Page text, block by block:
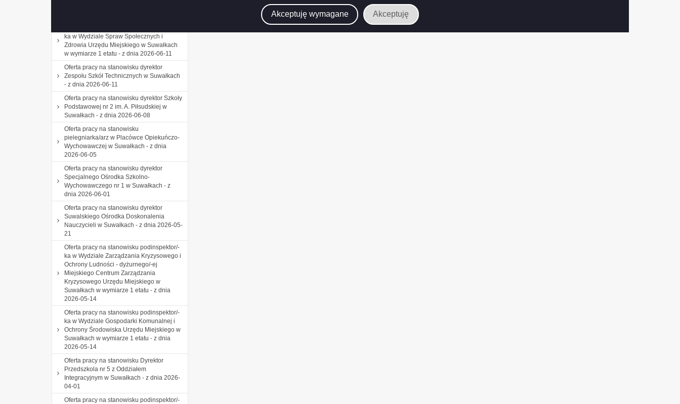
Akceptuję wymagane Akceptuję
ka w Wydziale Spraw Społecznych i
Zdrowia Urzędu Miejskiego w Suwałkach
w wymiarze 1 etatu - z dnia 2026-06-11
Oferta pracy na stanowisku dyrektor
Zespołu Szkół Technicznych w Suwałkach
- z dnia 2026-06-11
Oferta pracy na stanowisku dyrektor Szkoły
Podstawowej nr 2 im. A. Piłsudskiej w
Suwałkach - z dnia 2026-06-08
Oferta pracy na stanowisku
pielegniarka/arz w Placówce Opiekuńczo-
Wychowawczej w Suwałkach - z dnia
2026-06-05
Oferta pracy na stanowisku dyrektor
Specjalnego Ośrodka Szkolno-
Wychowawczego nr 1 w Suwałkach - z
dnia 2026-06-01
Oferta pracy na stanowisku dyrektor
Suwalskiego Ośrodka Doskonalenia
Nauczycieli w Suwałkach - z dnia 2026-05-
21
Oferta pracy na stanowisku podinspektor/-
ka w Wydziale Zarządzania Kryzysowego i
Ochrony Ludności - dyżurnego/-ej
Miejskiego Centrum Zarządzania
Kryzysowego Urzędu Miejskiego w
Suwałkach w wymiarze 1 etatu - z dnia
2026-05-14
Oferta pracy na stanowisku podinspektor/-
ka w Wydziale Gospodarki Komunalnej i
Ochrony Środowiska Urzędu Miejskiego w
Suwałkach w wymiarze 1 etatu - z dnia
2026-05-14
Oferta pracy na stanowisku Dyrektor
Przedszkola nr 5 z Oddziałem
Integracyjnym w Suwałkach - z dnia 2026-
04-01
Oferta pracy na stanowisku podinspektor/-